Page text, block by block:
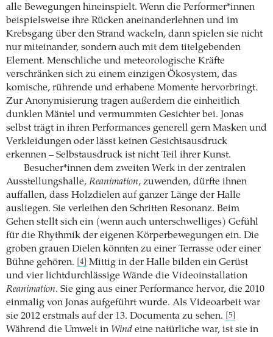
alle Bewegungen hineinspielt. Wenn die Performer*innen
beispielsweise ihre Rücken aneinanderlehnen und im
Krebsgang über den Strand wackeln, dann spielen sie nicht
nur miteinander, sondern auch mit dem titelgebenden
Element. Menschliche und meteorologische Kräfte
verschränken sich zu einem einzigen Ökosystem, das
komische, rührende und erhabene Momente hervorbringt.
Zur Anonymisierung tragen außerdem die einheitlich
dunklen Mäntel und vermummten Gesichter bei. Jonas
selbst trägt in ihren Performances generell gern Masken und
Verkleidungen oder lässt keinen Gesichtsausdruck
erkennen – Selbstausdruck ist nicht Teil ihrer Kunst.
Besucher*innen dem zweiten Werk in der zentralen
Ausstellungshalle, Reanimation, zuwenden, dürfte ihnen
auffallen, dass Holzdielen auf ganzer Länge der Halle
ausliegen. Sie verleihen den Schritten Resonanz. Beim
Gehen stellt sich ein (wenn auch unterschwelliges) Gefühl
für die Rhythmik der eigenen Körperbewegungen ein. Die
groben grauen Dielen könnten zu einer Terrasse oder einer
Bühne gehören.
[4]
Mittig in der Halle bilden ein Gerüst
und vier lichtdurchlässige Wände die Videoinstallation
Reanimation. Sie ging aus einer Performance hervor, die 2010
einmalig von Jonas aufgeführt wurde. Als Videoarbeit war
sie 2012 erstmals auf der 13. Documenta zu sehen.
[5]
Während die Umwelt in Wind eine natürliche war, ist sie in